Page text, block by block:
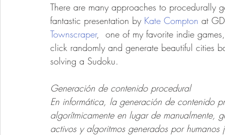
There are many approaches to procedurally
fantastic presentation by Kate Compton at
Townscraper,  one of my favorite indie
click randomly and generate beautiful cities
solving a Sudoku.
Generación de contenido procedural
En informática, la generación de contenido
algorítmicamente en lugar de manualmente,
activos y algoritmos generados por